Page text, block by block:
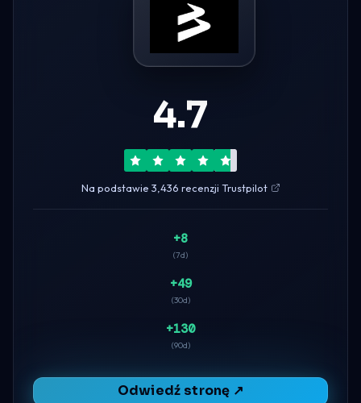
4.7
Na podstawie 3,436 recenzji Trustpilot
+8
(7d)
+49
(30d)
+130
(90d)
Odwiedź stronę ↗